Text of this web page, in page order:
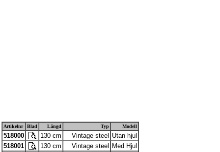
Artikelnr Blad Längd Typ Modell
518000 130 cm Vintage steel
Utan hjul
518001
130 cm Vintage steel
Med Hjul